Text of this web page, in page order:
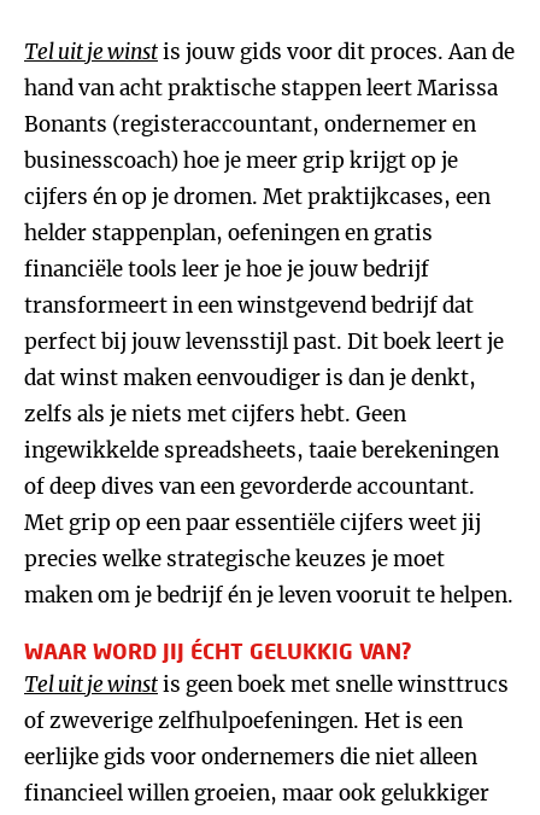
Tel uit je winstis jouw gids voor dit proces. Aan de
hand van acht praktische stappen leert Marissa
Bonants (registeraccountant, ondernemer en
businesscoach) hoe je meer grip krijgt op je
cijfers én op je dromen. Met praktijkcases, een
helder stappenplan, oefeningen en gratis
financiële tools leer je hoe je jouw bedrijf
transformeert in een winstgevend bedrijf dat
perfect bij jouw levensstijl past. Dit boek leert je
dat winst maken eenvoudiger is dan je denkt,
zelfs als je niets met cijfers hebt. Geen
ingewikkelde spreadsheets, taaie berekeningen
of deep dives van een gevorderde accountant.
Met grip op een paar essentiële cijfers weet jij
precies welke strategische keuzes je moet
maken om je bedrijf én je leven vooruit te helpen.
WAAR WORD JIJ ÉCHT GELUKKIG VAN?
Tel uit je winstis geen boek met snelle winsttrucs
of zweverige zelfhulpoefeningen. Het is een
eerlijke gids voor ondernemers die niet alleen
financieel willen groeien, maar ook gelukkiger